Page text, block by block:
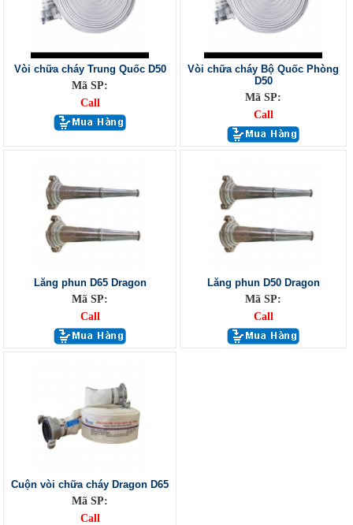
Vòi chữa cháy Trung Quốc D50
Mã SP:
Call
Vòi chữa cháy Bộ Quốc Phòng
D50
Mã SP:
Call
Lăng phun D65 Dragon
Mã SP:
Call
Lăng phun D50 Dragon
Mã SP:
Call
Cuộn vòi chữa cháy Dragon D65
Mã SP:
Call